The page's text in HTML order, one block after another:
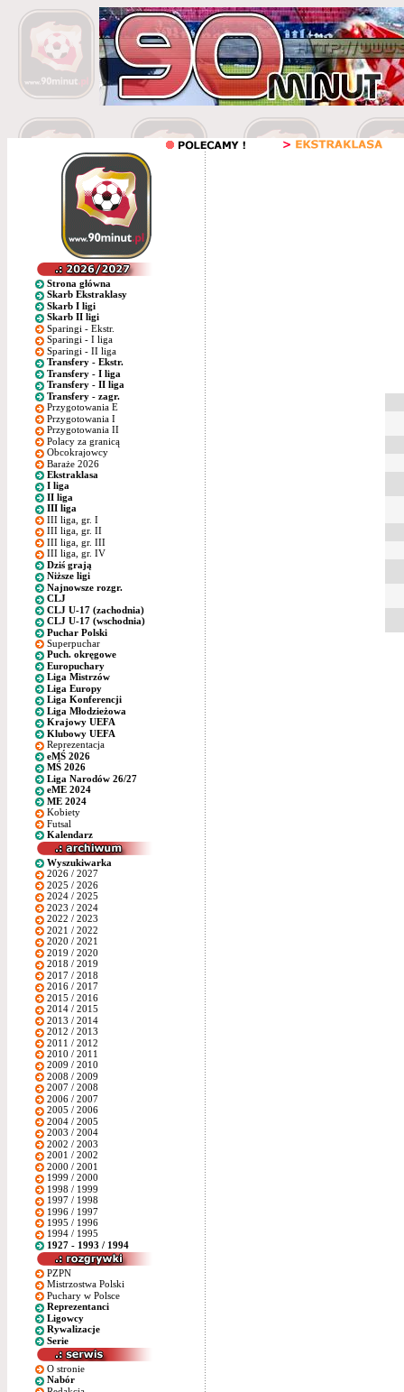
Strona główna
Skarb Ekstraklasy
Skarb I ligi
Skarb II ligi
Sparingi - Ekstr.
Sparingi - I liga
Sparingi - II liga
Transfery - Ekstr.
Transfery - I liga
Transfery - II liga
Transfery - zagr.
Przygotowania E
Przygotowania I
Przygotowania II
Polacy za granicą
Obcokrajowcy
Baraże 2026
Ekstraklasa
I liga
II liga
III liga
III liga, gr. I
III liga, gr. II
III liga, gr. III
III liga, gr. IV
Dziś grają
Niższe ligi
Najnowsze rozgr.
CLJ
CLJ U-17 (zachodnia)
CLJ U-17 (wschodnia)
Puchar Polski
Superpuchar
Puch. okręgowe
Europuchary
Liga Mistrzów
Liga Europy
Liga Konferencji
Liga Młodzieżowa
Krajowy UEFA
Klubowy UEFA
Reprezentacja
eMŚ 2026
MŚ 2026
Liga Narodów 26/27
eME 2024
ME 2024
Kobiety
Futsal
Kalendarz
Wyszukiwarka
2026 / 2027
2025 / 2026
2024 / 2025
2023 / 2024
2022 / 2023
2021 / 2022
2020 / 2021
2019 / 2020
2018 / 2019
2017 / 2018
2016 / 2017
2015 / 2016
2014 / 2015
2013 / 2014
2012 / 2013
2011 / 2012
2010 / 2011
2009 / 2010
2008 / 2009
2007 / 2008
2006 / 2007
2005 / 2006
2004 / 2005
2003 / 2004
2002 / 2003
2001 / 2002
2000 / 2001
1999 / 2000
1998 / 1999
1997 / 1998
1996 / 1997
1995 / 1996
1994 / 1995
1927 - 1993 / 1994
PZPN
Mistrzostwa Polski
Puchary w Polsce
Reprezentanci
Ligowcy
Rywalizacje
Serie
O stronie
Nabór